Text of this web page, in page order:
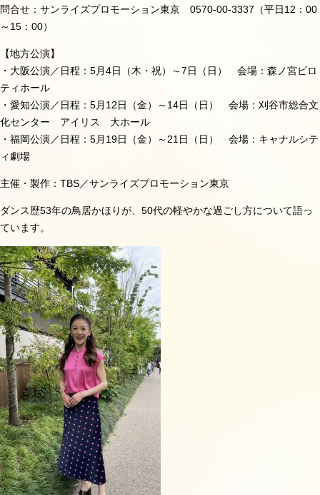
問合せ：サンライズプロモーション東京 0570‐00‐3337（平日12：00
～15：00）
【地方公演】
・大阪公演／日程：5月4日（木・祝）～7日（日） 会場：森ノ宮ピロ
ティホール
・愛知公演／日程：5月12日（金）～14日（日） 会場：刈谷市総合文
化センター アイリス 大ホール
・福岡公演／日程：5月19日（金）～21日（日） 会場：キャナルシテ
ィ劇場
主催・製作：TBS／サンライズプロモーション東京
ダンス歴53年の鳥居かほりが、 50代の軽やかな過ごし方について語っ
ています。